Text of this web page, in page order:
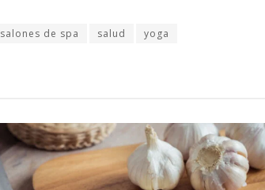
salones de spa salud yoga